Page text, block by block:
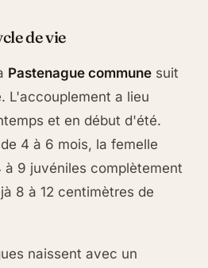
de vie
Pastenague commune suit
L'accouplement a lieu
et en début d'été.
4 à 6 mois, la femelle
à 9 juvéniles complètement
8 à 12 centimètres de
naissent avec un